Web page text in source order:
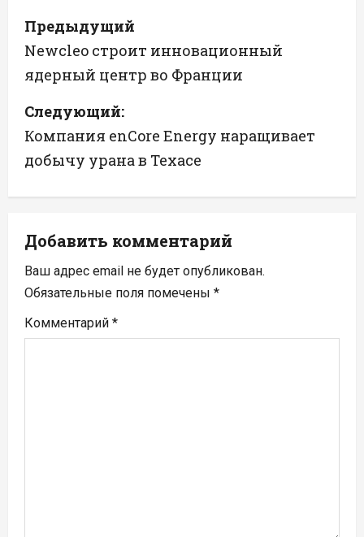
Н
а
в
и
г
а
и
я
п
Предыдущий
Newcleo строит инновационный
ядерный центр во Франции
Следующий:
Компания enCore Energy наращивает
добычу урана в Техасе
Добавить комментарий
Ваш адрес email не будет опубликован.
Обязательные поля помечены *
Комментарий *